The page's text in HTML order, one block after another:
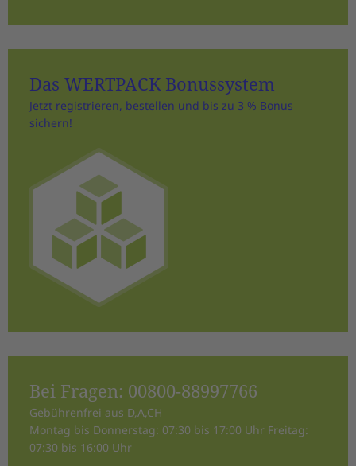
Das WERTPACK Bonussystem
Jetzt registrieren, bestellen und bis zu 3 % Bonus
sichern!
Bei Fragen: 00800-88997766
Gebührenfrei aus D,A,CH
Montag bis Donnerstag: 07:30 bis 17:00 Uhr Freitag:
07:30 bis 16:00 Uhr